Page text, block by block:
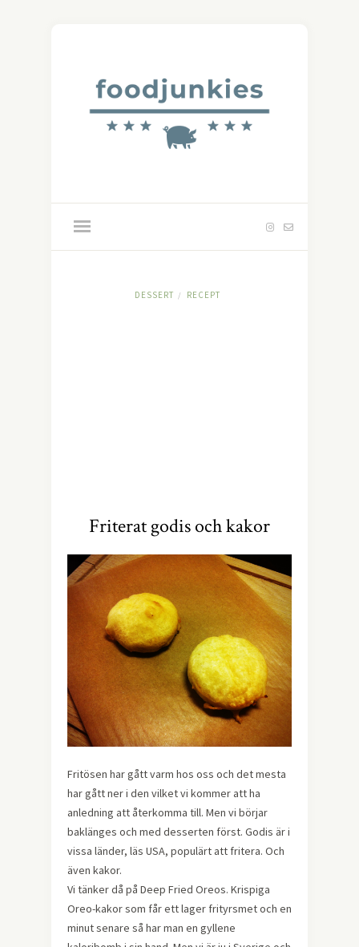
DESSERT / RECEPT
Friterat godis och kakor
Fritösen har gått varm hos oss och det mesta
har gått ner i den vilket vi kommer att ha
anledning att återkomma till. Men vi börjar
baklänges och med desserten först. Godis är i
vissa länder, läs USA, populärt att fritera. Och
även kakor.
Vi tänker då på Deep Fried Oreos. Krispiga
Oreo-kakor som får ett lager frityrsmet och en
minut senare så har man en gyllene